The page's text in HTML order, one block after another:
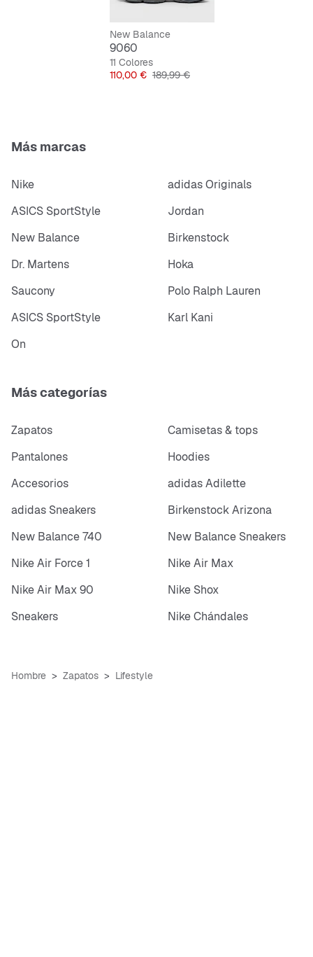
Plantilla interior transpirable y elástica para
comodidad durante todo el día.
Suela exterior resistente y antideslizante que
garantiza un buen agarre.
Diseño negro sencillo que combina con todo.
New Balance
9060
11 Colores
Precio
110,00 € Precio original
189,99 €
Más marcas
Nike
adidas Originals
ASICS SportStyle
Jordan
New Balance
Birkenstock
Dr. Martens
Hoka
Saucony
Polo Ralph Lauren
ASICS SportStyle
Karl Kani
On
Más categorías
Zapatos
Camisetas & tops
Pantalones
Hoodies
Accesorios
adidas Adilette
adidas Sneakers
Birkenstock Arizona
New Balance 740
New Balance Sneakers
Nike Air Force 1
Nike Air Max
Nike Air Max 90
Nike Shox
Sneakers
Nike Chándales
Hombre Zapatos Lifestyle